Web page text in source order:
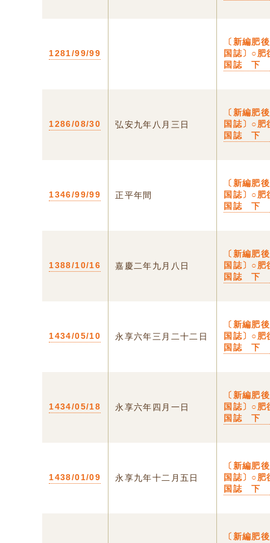
1281/99/99
〔新編肥後
国誌〕○肥
国誌 下
1286/08/30 弘安九年八月三日
〔新編肥後
国誌〕○肥
国誌 下
1346/99/99 正平年間
〔新編肥後
国誌〕○肥
国誌 下
1388/10/16 嘉慶二年九月八日
〔新編肥後
国誌〕○肥
国誌 下
1434/05/10 永享六年三月二十二日
〔新編肥後
国誌〕○肥
国誌 下
1434/05/18 永享六年四月一日
〔新編肥後
国誌〕○肥
国誌 下
1438/01/09 永享九年十二月五日
〔新編肥後
国誌〕○肥
国誌 下
〔新編肥後